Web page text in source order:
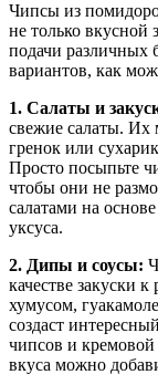
Чипсы из
не только вкусной
подачи различных
вариантов, как
1. Салаты и
свежие салаты. Их
гренок или
Просто посыпьте
чтобы они не
салатами на
уксуса.
2. Дипы и соусы:
качестве закуски
хумусом,
создаст
чипсов и кремовой
вкуса можно